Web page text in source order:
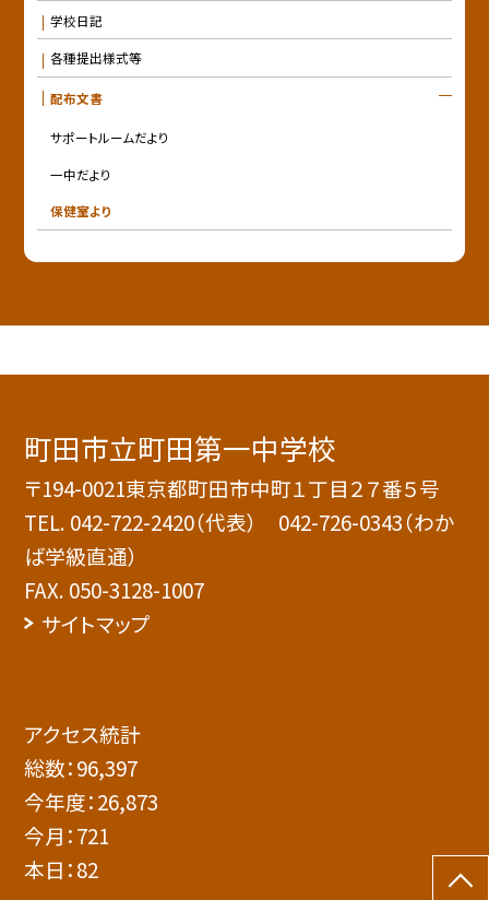
学校日記
各種提出様式等
配布文書
サポートルームだより
一中だより
保健室より
町田市立町田第一中学校
〒194-0021東京都町田市中町１丁目２７番５号
TEL. 042-722-2420（代表） 042-726-0343（わか
ば学級直通）
FAX. 050-3128-1007
サイトマップ
アクセス統計
総数：96,397
今年度：26,873
今月：721
本日：82